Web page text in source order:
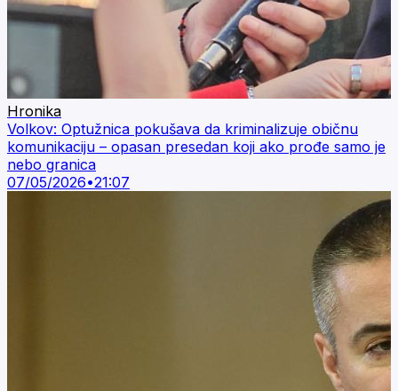
Hronika
Volkov: Optužnica pokušava da kriminalizuje običnu
komunikaciju – opasan presedan koji ako prođe samo je
nebo granica
07/05/2026•21:07